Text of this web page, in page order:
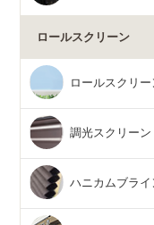
ロールスクリーン
ロールスクリー
調光スクリーン
ハニカムブライ